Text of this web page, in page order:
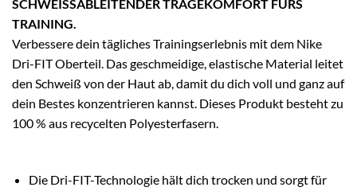
bis
SCHWEISSABLEITENDER TRAGEKOMFORT FÜRS
TRAINING.
Verbessere dein tägliches Trainingserlebnis mit dem Nike
Dri-FIT Oberteil. Das geschmeidige, elastische Material leitet
den Schweiß von der Haut ab, damit du dich voll und ganz auf
dein Bestes konzentrieren kannst. Dieses Produkt besteht zu
100 % aus recycelten Polyesterfasern.
Die Dri-FIT-Technologie hält dich trocken und sorgt für